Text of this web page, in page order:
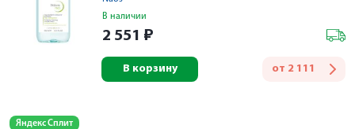
В наличии
2 551 ₽
от 2 111
В корзину
Яндекс Сплит